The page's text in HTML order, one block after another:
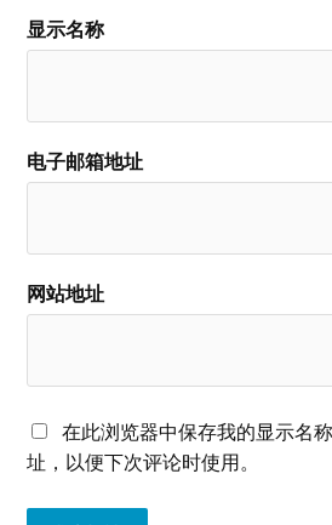
显示名称
电子邮箱地址
网站地址
在此浏览器中保存我的显示名
址，以便下次评论时使用。